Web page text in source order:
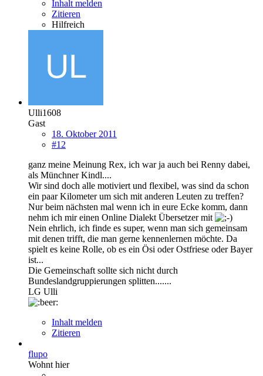
Inhalt melden
Zitieren
Hilfreich
Ulli1608
Gast
18. Oktober 2011
#12
ganz meine Meinung Rex, ich war ja auch bei Renny dabei,
als Münchner Kindl....
Wir sind doch alle motiviert und flexibel, was sind da schon
ein paar Kilometer um sich mit anderen Leuten zu treffen?
Nur beim nächsten mal wenn ich in eure Ecke komm, dann
nehm ich mir einen Online Dialekt Übersetzer mit
Nein ehrlich, ich finde es super, wenn man sich gemeinsam
mit denen trifft, die man gerne kennenlernen möchte. Da
spielt es keine Rolle, ob es ein Ösi oder Ostfriese oder Bayer
ist...
Die Gemeinschaft sollte sich nicht durch
Bundeslandgruppierungen splitten.......
LG Ulli
Inhalt melden
Zitieren
flupo
Wohnt hier